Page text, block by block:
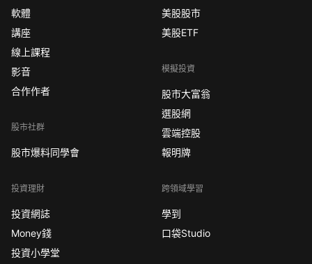
軟體
講座
線上課程
影音
合作作者
股市社群
股市爆料同學會
投資理財
投資網誌
Money錢
投資小學堂
美股股市
美股ETF
模擬投資
股市大富翁
選股網
雲端控股
報明牌
跨領域學習
學到
口袋Studio